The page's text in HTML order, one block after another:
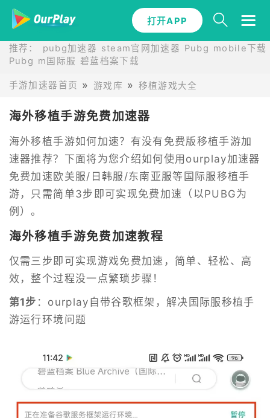
打开APP
推荐： pubg加速器 steam官网加速器 Pubg mobile下载
Pubg m国际服 碧蓝档案下载
手游加速器首页 游戏库 移植游戏大全
海外移植手游免费加速器
海外移植手游如何加速？有没有免费版移植手游加
速器推荐？下面将为您介绍如何使用ourplay加速器
免费加速欧美服/日韩服/东南亚服等国际服移植手
游，只需简单3步即可实现免费加速（以PUBG为
例）。
海外移植手游免费加速教程
仅需三步即可实现游戏免费加速，简单、轻松、高
效，整个过程没一点繁琐步骤！
第1步 ：ourplay自带谷歌框架，解决国际服移植手
游运行环境问题